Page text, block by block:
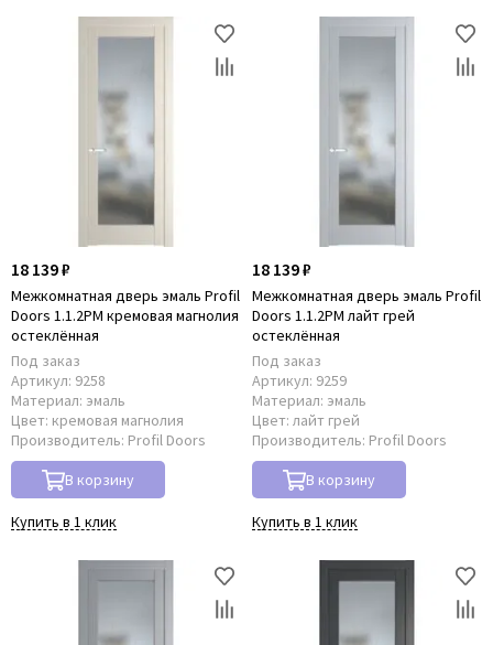
18 139 ₽
Межкомнатная дверь эмаль Profil
Doors 1.1.2PM кремовая магнолия
остеклённая
Под заказ
Артикул: 9258
Материал: эмаль
Цвет: кремовая магнолия
Производитель: Profil Doors
В корзину
Купить в 1 клик
18 139 ₽
Межкомнатная дверь эмаль Profil
Doors 1.1.2PM лайт грей
остеклённая
Под заказ
Артикул: 9259
Материал: эмаль
Цвет: лайт грей
Производитель: Profil Doors
В корзину
Купить в 1 клик